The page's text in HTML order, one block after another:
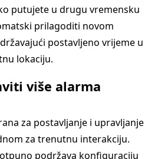
putujete u drugu vremensku
prilagoditi novom
postavljeno vrijeme u
lokaciju.
više alarma
za postavljanje i upravljanje
za trenutnu interakciju.
podržava konfiguraciju